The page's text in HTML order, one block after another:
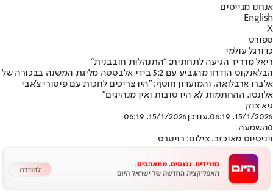
אנחנו מגייסים
English
X
ספורט
כדורגל עולמי
ריאל מדריד הגיעה לתחתית: "התנהלות חובבנית"
הבלאנקוס הודחו מהגביע עם 3:2 בידי אלבסטה מליגת המשנה בבכורה של
אלברו ארבלואה, והמועדון חוטף: "היו צריכים לחכות עם פיטורי צ'אבי
אלונסו. ההחתמות לא היו טובות ואין מנהיגים"
גיא צוק
15/1/2026, 06:19
,עודכן15/1/2026, 06:19
0השמעה
ויניסיוס מאוכזב. צילום: רויטרס